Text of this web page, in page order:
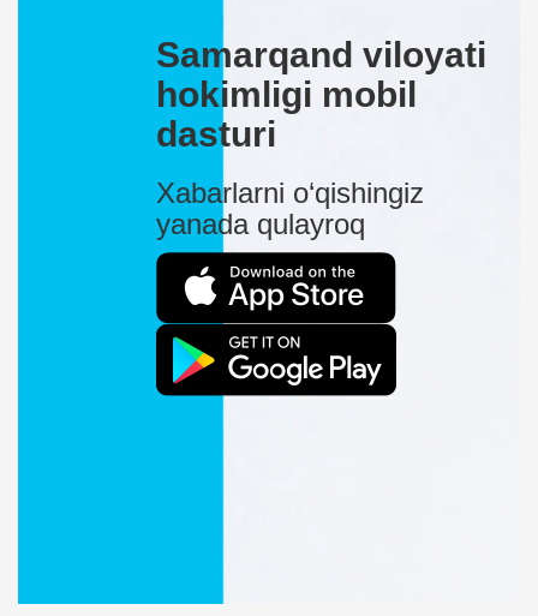
Samarqand viloyati
hokimligi mobil
dasturi
Xabarlarni o‘qishingiz
yanada qulayroq